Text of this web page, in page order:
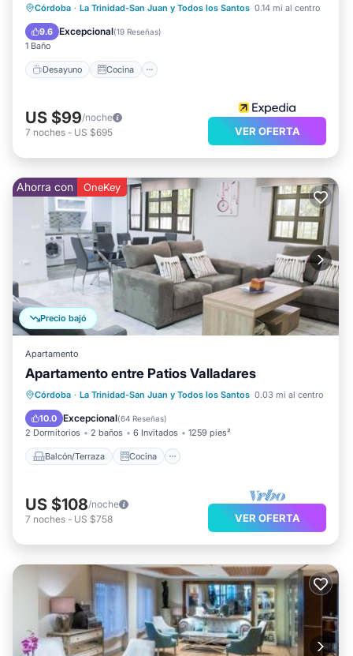
Córdoba · La Trinidad-San Juan y Todos los Santos 0.14 mi al centro
9.6 Excepcional(19 Reseñas)
1 Baño
Desayuno Cocina
Desayuno
Cocina
Aire acondicionado
US $99/noche
7 noches - US $695 VER OFERTA
Precio bajó
Ahorra con OneKey
Apartamento
Apartamento entre Patios Valladares
Córdoba · La Trinidad-San Juan y Todos los Santos 0.03 mi al centro
10.0 Excepcional(64 Reseñas)
2 Dormitorios 2 baños 6 Invitados 1259 pies²
Balcón/Terraza Cocina
Balcón/Terraza
Cocina
Aire acondicionado
US $108/noche
7 noches - US $758 VER OFERTA